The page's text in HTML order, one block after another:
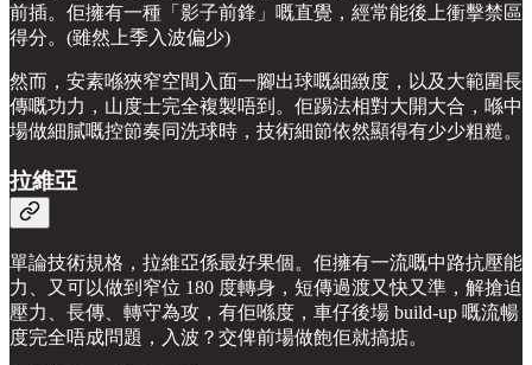
前插。佢擁有一種「影子前鋒」嘅直覺，經常能後上衝擊禁區
得分。(雖然上季入波偏少)
然而，安素喺狹窄空間入面一腳出球嘅細緻度，以及大範圍長
傳嘅功力，山度士完全複製唔到。佢踢法相對大開大合，喺中
場做細膩嘅控節奏同洗球時，技術細節依然顯得有少少粗糙。
拉維亞
單論技術規格，拉維亞係最好果個。佢擁有一流嘅中路抗壓能
力、又可以做到窄位 180 度轉身，短傳過渡又快又準，解搶迫
壓力、長傳、轉守為攻，有佢喺度，車仔後場 build-up 嘅流暢
度完全唔成問題，入波？交俾前場做飽佢就搞掂。